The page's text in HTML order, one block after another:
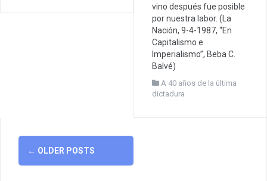
vino después fue posible
por nuestra labor. (La
Nación, 9-4-1987, “En
Capitalismo e
Imperialismo”, Beba C.
Balvé)
A 40 años de la última
dictadura
Posts
navigation
← OLDER POSTS